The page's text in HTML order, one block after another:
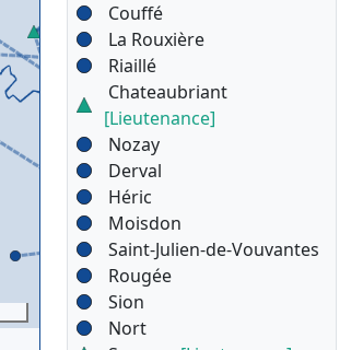
Couffé
La Rouxière
Riaillé
Chateaubriant
[Lieutenance]
Nozay
Derval
Héric
Moisdon
Saint-Julien-de-Vouvantes
Rougée
Sion
Nort